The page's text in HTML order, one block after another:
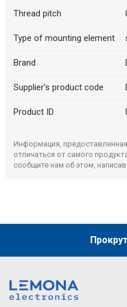
Thread pitch
Type of mounting element
Brand
Supplier's product code
Product ID
Информация,
отличаться от самого
сообщите нам об этом,